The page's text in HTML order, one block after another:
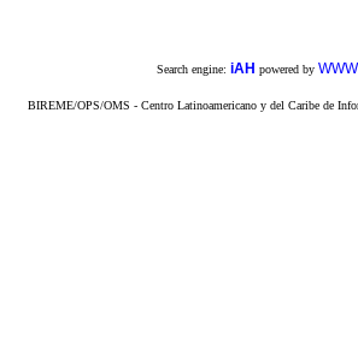
Search engine: iAH powered by
BIREME/OPS/OMS - Centro Latinoamericano y del Caribe de